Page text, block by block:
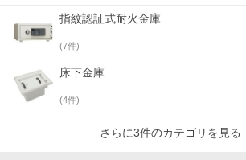
指紋認証式耐火金庫
(7件)
床下金庫
(4件)
さらに3件のカテゴリを見る